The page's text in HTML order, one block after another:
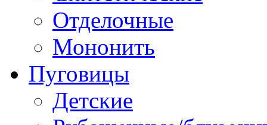
Отделочные
Мононить
Пуговицы
Детские